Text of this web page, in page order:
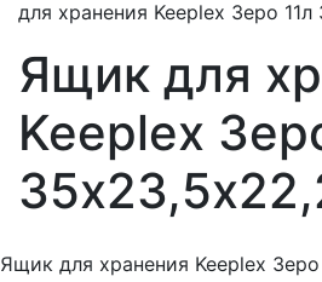
для хранения Keeplex Зеро
Ящик для
Keeplex
Ящик для хранения Keeplex